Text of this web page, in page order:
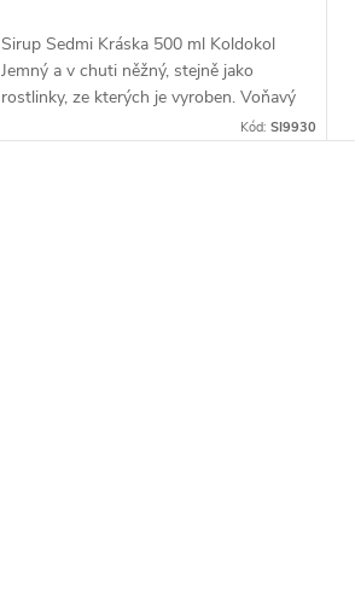
Sirup Sedmi Kráska 500 ml Koldokol
Jemný a v chuti něžný, stejně jako
rostlinky, ze kterých je vyroben. Voňavý
Kód: SI9930